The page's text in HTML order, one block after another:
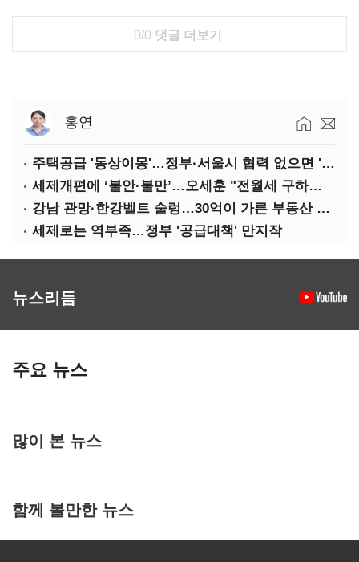
0/0 댓글 더보기
홍연
주택공급 '동상이몽'…정부·서울시 협력 없으면 '공수표'
세제개편에 ‘불안·불만’…오세훈 "전월세 구하기 더 힘들어질 것"
강남 관망·한강벨트 술렁…30억이 가른 부동산 민심
세제로는 역부족…정부 '공급대책' 만지작
뉴스리듬
주요 뉴스
많이 본 뉴스
함께 볼만한 뉴스